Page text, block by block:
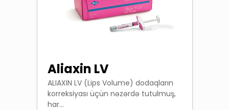
Aliaxin LV
ALIAXIN LV (Lips Volume) dodaqların
korreksiyası üçün nəzərdə tutulmuş,
har...